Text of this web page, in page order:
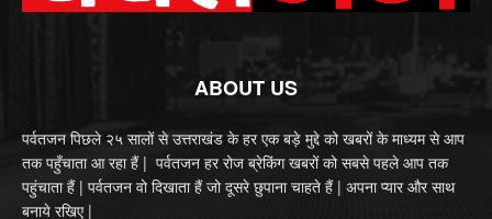
ABOUT US
पर्वतजन पिछले २५ सालों से उत्तराखंड के हर एक बड़े मुद्दे को खबरों के माध्यम से आप
तक पहुँचाता आ रहा हैं | पर्वतजन हर रोज ब्रेकिंग खबरों को सबसे पहले आप तक
पहुंचाता हैं | पर्वतजन वो दिखाता हैं जो दूसरे छुपाना चाहते हैं | अपना प्यार और साथ
बनाये रखिए |